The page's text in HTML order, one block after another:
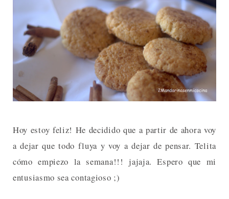
Hoy estoy feliz! He decidido que a partir de ahora voy
a dejar que todo fluya y voy a dejar de pensar. Telita
cómo empiezo la semana!!! jajaja. Espero que mi
entusiasmo sea contagioso ;)